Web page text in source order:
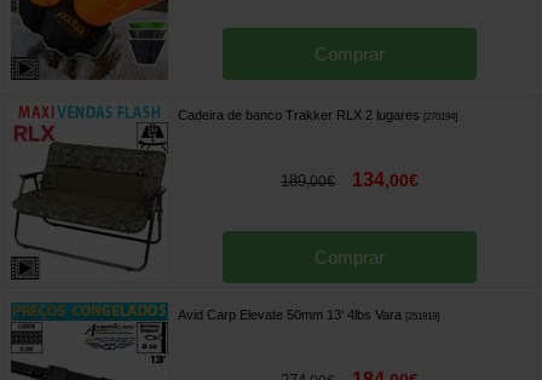
Comprar
Cadeira de banco Trakker RLX 2 lugares 270194]
189,00€ 134,00€
Comprar
Avid Carp Elevate 50mm 13' 4lbs Vara 251919]